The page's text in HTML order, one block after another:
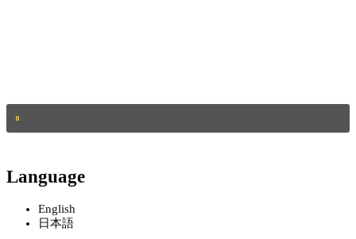
Language
English
日本語